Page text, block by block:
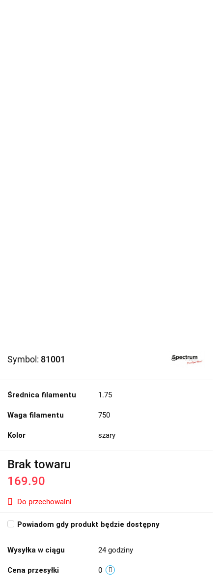
Symbol: 81001
Średnica filamentu 1.75
Waga filamentu 750
Kolor szary
Brak towaru
169.90
Do przechowalni
Powiadom gdy produkt będzie dostępny
Wysyłka w ciągu 24 godziny
Cena przesyłki 0